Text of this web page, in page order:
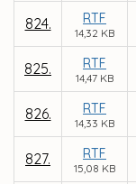
824. RTF
14,32 KB
825. RTF
14,47 KB
826. RTF
14,33 KB
827. RTF
15,08 KB